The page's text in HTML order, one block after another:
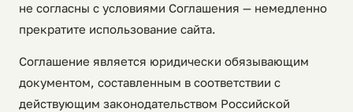
не согласны с условиями Соглашения — немедленно
прекратите использование сайта.
Соглашение является юридически обязывающим
документом, составленным в соответствии с
действующим законодательством Российской